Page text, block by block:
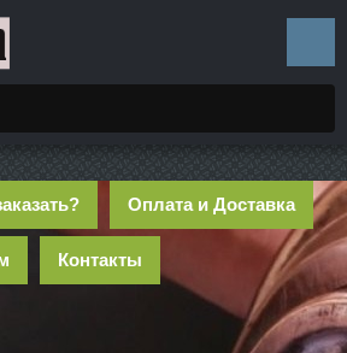
Оплата и Доставка
Контакты